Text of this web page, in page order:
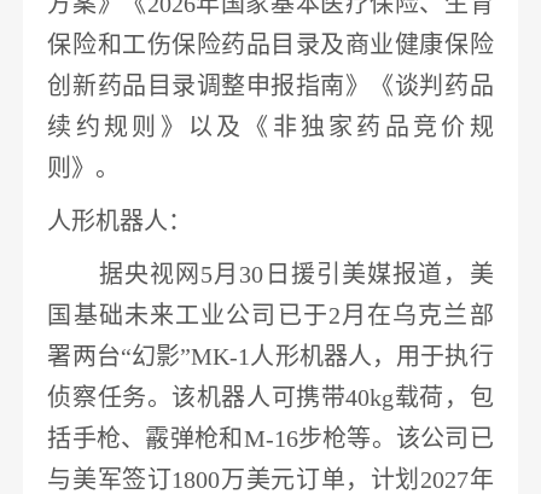
保险和工伤保险药品目录及商业健康保险
创新药品目录调整申报指南》《谈判药品
续约规则》以及《非独家药品 竞价规
则》。
人形机器人 ：
据央视网 5月30日援引美媒报道， 美
国基础未来工业公司已于2月在乌克兰部
署两台“幻影”MK-1人形机器人 ，用于执行
侦察任务。该机器人可携带40kg载荷，包
括手枪、霰弹枪和M-16步枪等。该公司已
与美军签订1800万美元订单，计划2027年